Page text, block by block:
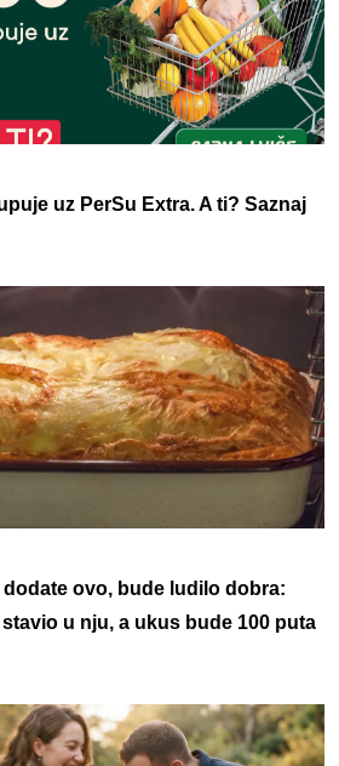
uz PerSu Extra. A ti? Saznaj
ovo, bude ludilo dobra:
u nju, a ukus bude 100 puta